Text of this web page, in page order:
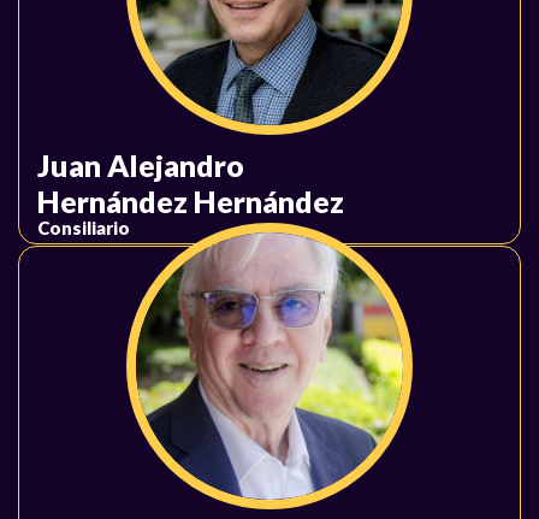
Juan Alejandro
Hernández Hernández
Consiliario